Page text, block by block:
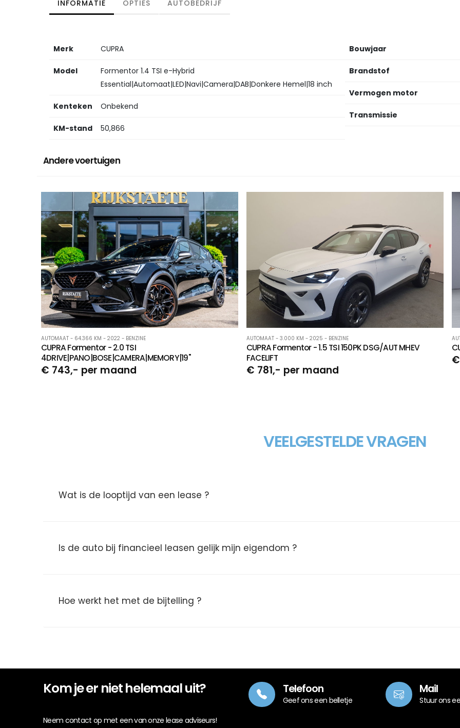
INFORMATIE OPTIES AUTOBEDRIJF
Merk CUPRA
Model
Formentor 1.4 TSI e-Hybrid
Essential|Automaat|LED|Navi|Camera|DAB|Donkere Hemel|18 inch
Kenteken Onbekend
KM-stand 50,866
Bouwjaar
Brandstof
Vermogen motor
Transmissie
Andere voertuigen
AUTOMAAT - 64.366 KM - 2022 - BENZINE
CUPRA Formentor - 2.0 TSI
4DRIVE|PANO|BOSE|CAMERA|MEMORY|19''
€ 743,- per maand
AUTOMAAT - 3.000 KM - 2025 - BENZINE
CUPRA Formentor - 1.5 TSI 150PK DSG/AUT MHEV
FACELIFT
€ 781,- per maand
VEELGESTELDE VRAGEN
Wat is de looptijd van een lease ?
Is de auto bij financieel leasen gelijk mijn eigendom ?
Hoe werkt het met de bijtelling ?
Kom je er niet helemaal uit?
Neem contact op met een van onze lease adviseurs!
Telefoon
Geef ons een belletje
Mail
Stuur ons